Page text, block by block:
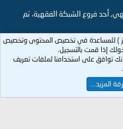
أحد فروع الشبكة الفقهية، تم
) للمساعدة في تخصيص المحتوى وتخصيص
إذا قمت بالتسجيل.
توافق على استخدامنا لملفات تعريف
المزيد...